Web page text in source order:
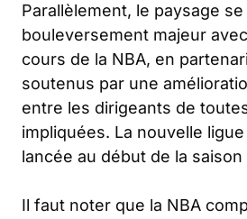
Parallèlement, le paysage
bouleversement majeur
cours de la NBA, en
soutenus par une
entre les dirigeants de
impliquées. La nouvelle
lancée au début de la
Il faut noter que la NBA